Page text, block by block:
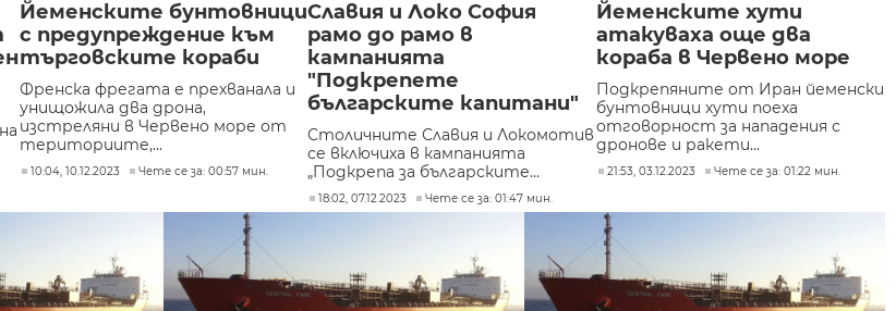
Йеменските бунтовници
с предупреждение към
търговските кораби
Френска фрегата е прехванала и
унищожила два дрона,
изстреляни в Червено море от
териториите,...
10:04, 10.12.2023 Чете се за: 00:57 мин.
Славия и Локо София
рамо до рамо в
кампанията
"Подкрепете
българските капитани"
Столичните Славия и Локомотив
се включиха в кампанията
„Подкрепа за българските...
18:02, 07.12.2023 Чете се за: 01:47 мин.
Йеменските хути
атакуваха още два
кораба в Червено море
Подкрепяните от Иран йеменски
бунтовници хути поеха
отговорност за нападения с
дронове и ракети...
21:53, 03.12.2023 Чете се за: 01:22 мин.